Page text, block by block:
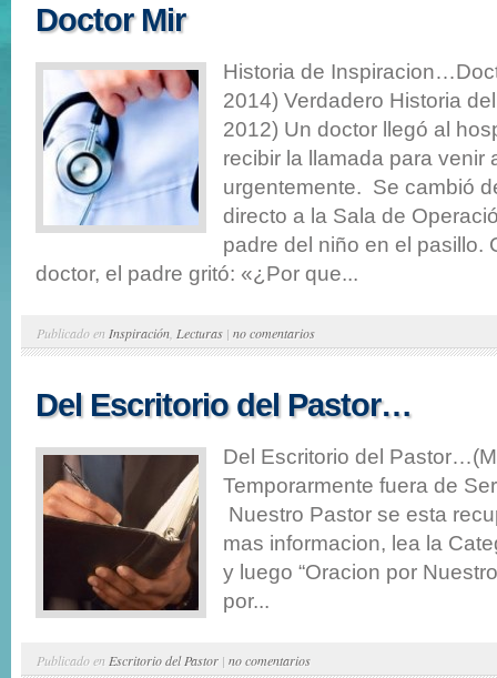
Doctor Mir
Historia de
2014) Verdadero Historia
2012) Un doctor llegó al
recibir la llamada para venir
urgentemente. Se cambió
directo a la Sala de
padre del niño en el pasillo.
doctor, el padre gritó: «¿Por que...
Publicado en Inspiración Lecturas | no comentarios
Del Escritorio del Pastor…
Del Escritorio del
Temporarmente fuera de
Nuestro Pastor se esta
mas informacion, lea la
y luego “Oracion por
por...
Publicado en Escritorio del Pastor | no comentarios